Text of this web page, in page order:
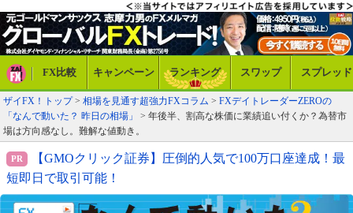
FX比較 キャンペーン ランキング スワップ スプレッド
ザイFX！トップ> 相場を見通す超強力FXコラム > FXデイトレーダーZEROの
「なんで動いた？ 昨日の相場」
> 年後半、割高な株価に業績追い付くか？為替市
場は方向感なし。難解な値動き。
【GMOクリック証券】圧倒的人気で100万口座達成！最
短即日で取引可能！